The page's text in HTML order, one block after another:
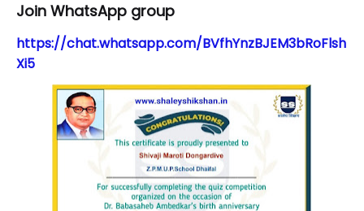
Join WhatsApp group
https://chat.whatsapp.com/BVfhYnzBJEM3bRoFlsh
Xi5